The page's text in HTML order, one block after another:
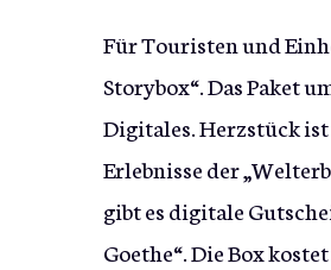
Für Touristen und
Storybox“. Das Paket
Digitales. Herzstück
Erlebnisse der
gibt es digitale
Goethe“. Die Box